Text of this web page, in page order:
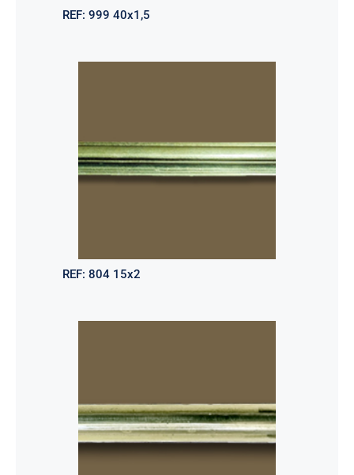
REF: 999 40x1,5
REF: 804 15x2